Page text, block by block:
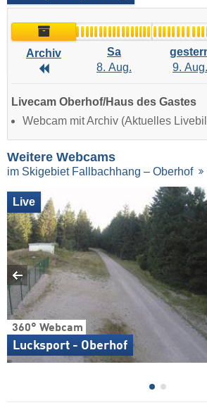
Archiv
Archiv
Archiv
Sa
8. Aug.
9. Aug.
Livecam Oberhof/Haus des Gastes
Webcam mit Archiv (Aktuelles
Weitere Webcams
im Skigebiet Fallbachhang – Oberhof
360° Webcam
Lucksport - Oberhof
Live